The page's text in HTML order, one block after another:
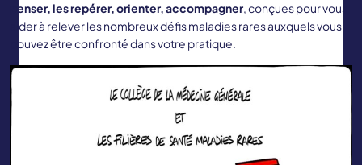
penser, les repérer, orienter, accompagner, conçues pour vous
aider à relever les nombreux défis maladies rares auxquels vous
pouvez être confronté dans votre pratique.